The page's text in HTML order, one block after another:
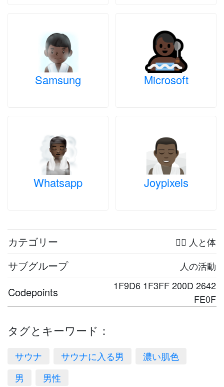
Samsung Microsoft
Whatsapp Joypixels
カテゴリー 🤦‍♀️ 人と体
サブグループ 人の活動
Codepoints
1F9D6 1F3FF 200D 2642
FE0F
タグとキーワード：
サウナ サウナに入る男
濃い肌色
男
男性